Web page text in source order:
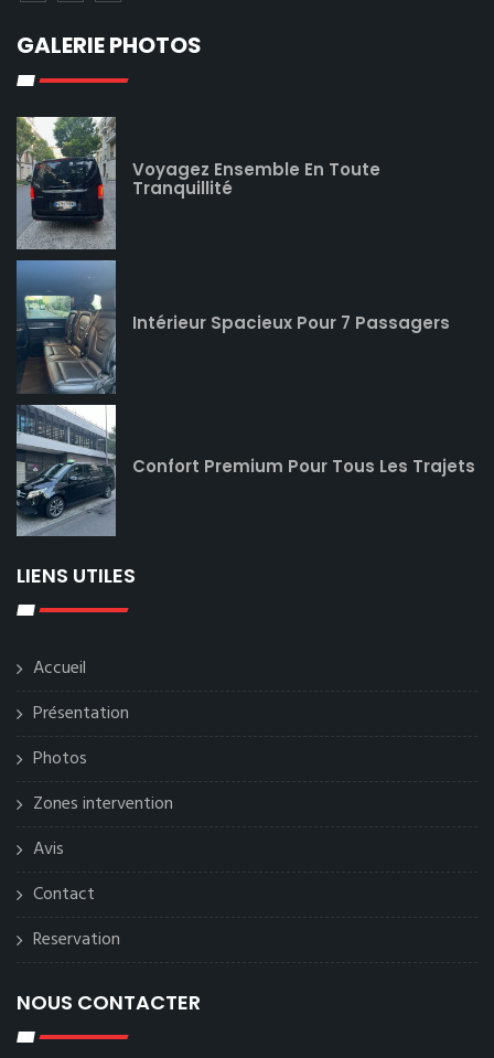
GALERIE PHOTOS
Voyagez Ensemble En Toute
Tranquillité
Intérieur Spacieux Pour 7 Passagers
Confort Premium Pour Tous Les Trajets
LIENS UTILES
Accueil
Présentation
Photos
Zones intervention
Avis
Contact
Reservation
NOUS CONTACTER